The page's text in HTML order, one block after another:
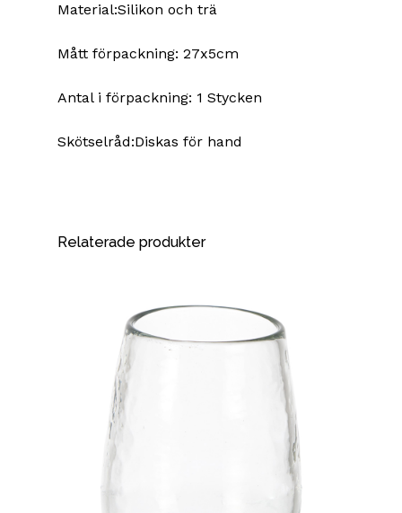
Material:Silikon och trä
Mått förpackning: 27x5cm
Antal i förpackning: 1 Stycken
Skötselråd:Diskas för hand
Relaterade produkter